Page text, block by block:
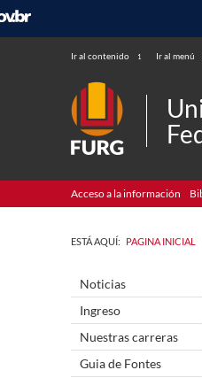
Ir al contenido 1 Ir al menú
Acceso a la información
ESTÁ AQUÍ: PAGINA INICIAL
Noticias
Ingreso
Nuestras carreras
Guia de Fontes